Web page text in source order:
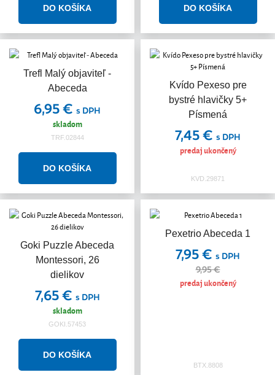
Trefl Malý objaviteľ -
Abeceda
6,95 € s DPH
skladom
TRF.02844
Kvído Pexeso pre
bystré hlavičky 5+
Písmená
7,45 € s DPH
predaj ukončený
KVD.29871
Goki Puzzle Abeceda
Montessori, 26
dielikov
7,65 € s DPH
skladom
GOKI.57453
Pexetrio Abeceda 1
Akcia
7,95 € s DPH
9,95 €
predaj ukončený
BTX.8808